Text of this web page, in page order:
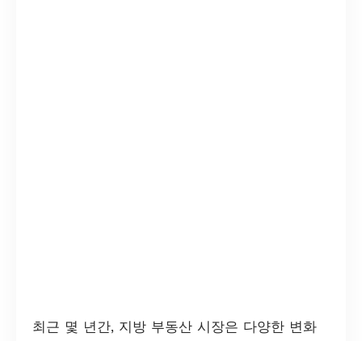
최근 몇 년간, 지방 부동산 시장은 다양한 변화